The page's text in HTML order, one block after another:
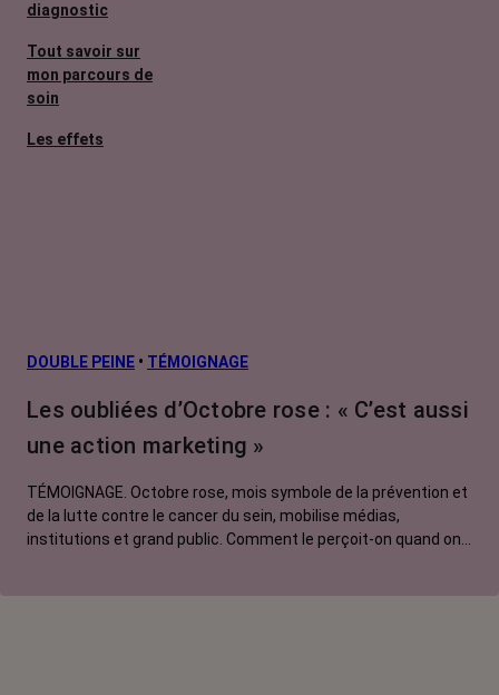
diagnostic
Tout savoir sur
mon parcours de
soin
Les effets
L’après cancer
Traitements
contre le cancer
DOUBLE PEINE • TÉMOIGNAGE
Les oubliées d’Octobre rose : « C’est aussi
une action marketing »
TÉMOIGNAGE. Octobre rose, mois symbole de la prévention et
de la lutte contre le cancer du sein, mobilise médias,
institutions et grand public. Comment le perçoit-on quand on